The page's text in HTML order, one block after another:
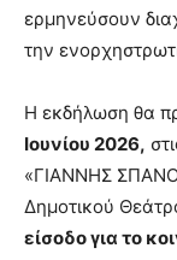
ερμηνεύσουν
την
Η εκδήλωση θα
Ιουνίου 2026,
«ΓΙΑΝΝΗΣ
Δημοτικού
είσοδο για το